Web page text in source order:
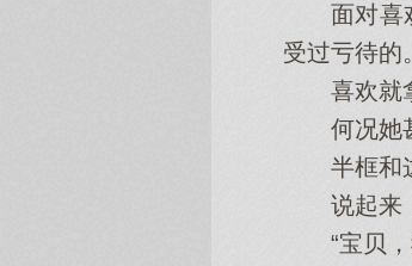
面对喜欢
受过亏待的。
喜欢就拿
何况她甚
半框和这
说起来，
“宝贝，